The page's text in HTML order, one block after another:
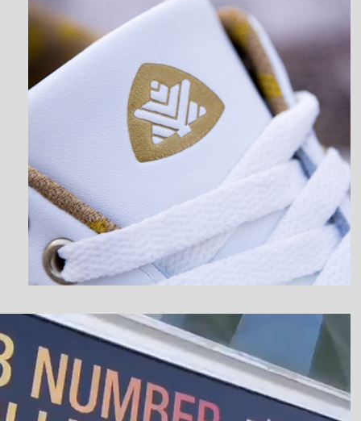
نمایشگر
ویدیو